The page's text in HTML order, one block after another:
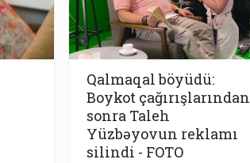
Qalmaqal böyüdü:
Boykot çağırışlarından
sonra Taleh
Yüzbəyovun reklamı
silindi - FOTO